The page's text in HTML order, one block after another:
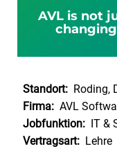
AVL is not
Standort: Roding,
Firma: AVL
Jobfunktion: IT &
Vertragsart: Lehre